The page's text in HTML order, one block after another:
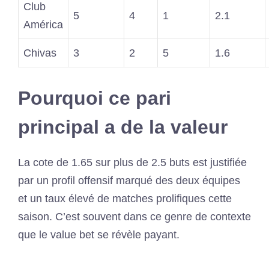
Club
América
5 4 1 2.1
Chivas 3 2 5 1.6
Pourquoi ce pari
principal a de la valeur
La cote de 1.65 sur plus de 2.5 buts est justifiée
par un profil offensif marqué des deux équipes
et un taux élevé de matches prolifiques cette
saison. C’est souvent dans ce genre de contexte
que le value bet se révèle payant.